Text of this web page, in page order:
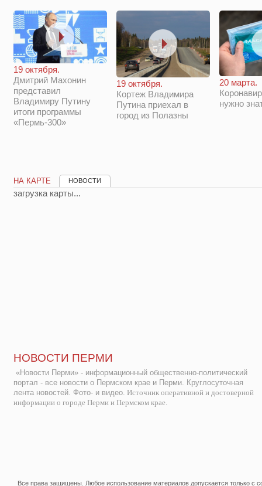
19 октября.
Дмитрий Махонин
представил
Владимиру Путину
итоги программы
«Пермь-300»
19 октября.
Кортеж Владимира
Путина приехал в
город из Полазны
20 марта.
нужно
НА КАРТЕ НОВОСТИ
загрузка карты...
НОВОСТИ ПЕРМИ
«Новости Перми» - информационный общественно-политический
портал - все новости о Пермском крае и Перми. Круглосуточная
лента новостей. Фото- и видео. Источник оперативной и достоверной
информации о городе Перми и Пермском крае.
Все права защищены. Любое использование материалов допускается только с